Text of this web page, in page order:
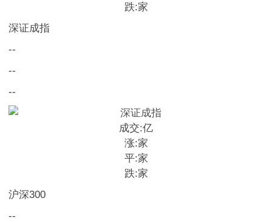
跌:家
深证成指
--
--
--
成交:亿
涨:家
平:家
跌:家
沪深300
--